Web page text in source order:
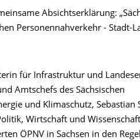
Absichtserklärung:
Personennahverkehr - Stadt-
für Infrastruktur und
Amtschefs des Sächsischen
und Klimaschutz, Sebastian
Wirtschaft und
ÖPNV in Sachsen in den